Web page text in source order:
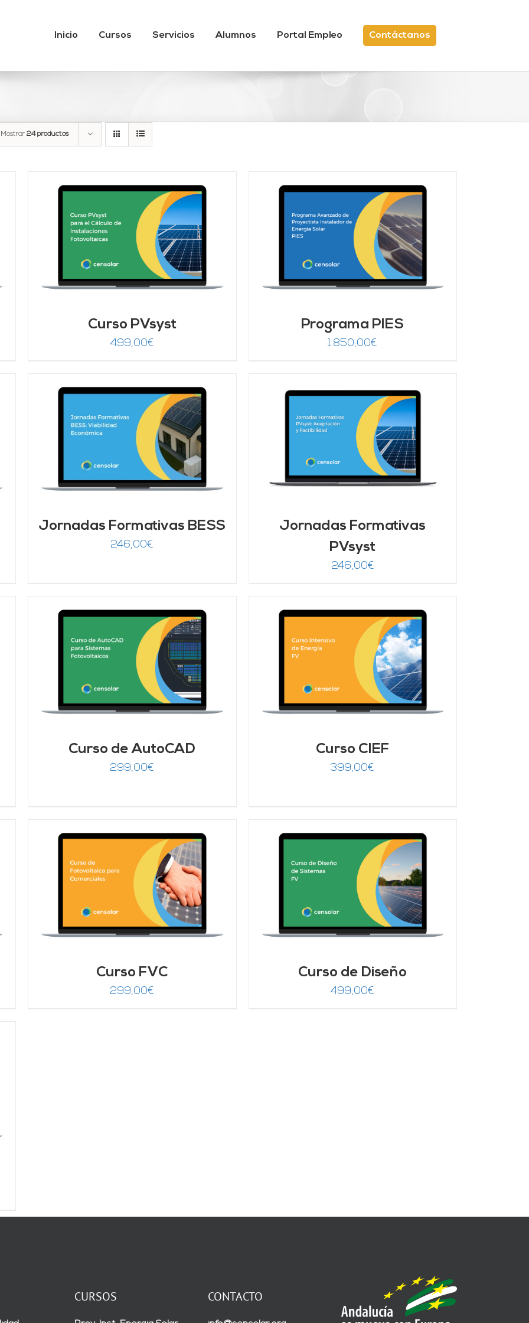
Inicio Cursos Servicios Alumnos Portal Empleo Contáctanos
Mostrar 24 productos
Curso PVsyst
499,00€
Valorado
4.95 de 5
AÑADIR AL CARRITO / DETALLES
Programa PIES
1.850,00€
Jornadas Formativas BESS
246,00€
AÑADIR AL CARRITO / DETALLES
Jornadas Formativas
PVsyst
246,00€
Curso de AutoCAD
299,00€
AÑADIR AL CARRITO DETALLES
Curso CIEF
399,00€
Curso FVC
299,00€
Valorado
4.67 de 5
AÑADIR AL CARRITO / DETALLES
Curso de Diseño
499,00€
CURSOS CONTACTO